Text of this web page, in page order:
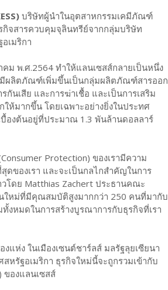
บริษัทผู้นำในอุตสาหกรรมเคมีภัณฑ์
กิจสารควบคุมจุลินทรีย์จากกลุ่มบริษัท
เมริกา
ม พ.ศ.2564 ทำให้แลนเซสส์กลายเป็นหนึ่ง
ผลิตภัณฑ์เพิ่มขึ้นเป็นกลุ่มผลิตภัณฑ์สารออก
นเสีย และการฆ่าเชื้อ และเป็นการเสริม
ห้มากขึ้น โดยเฉพาะอย่างยิ่งในประทศ
บื้องต้นอยู่ที่ประมาณ 1.3 พันล้านดอลลาร์
Protection) ของเรามีความ
ของเรา และจะเป็นกลไกสำคัญในการ
โดย Matthias Zachert ประธานคณะ
นใหม่ที่มีคุณสมบัติสูงมากกว่า 250 คนที่มากับ
งหมดในการสร้างบูรณาการกับธุรกิจที่เรา
แห่ง ในเมืองเซนต์ชาร์ลส์ มลรัฐลุยเซียนา
หรัฐอเมริกา ธุรกิจใหม่นี้จะถูกรวมเข้ากับ
องแลนเซสส์